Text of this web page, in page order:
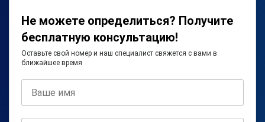
Не можете определиться? Получите
бесплатную консультацию!
Оставьте свой номер и наш специалист свяжется с вами в
ближайшее время